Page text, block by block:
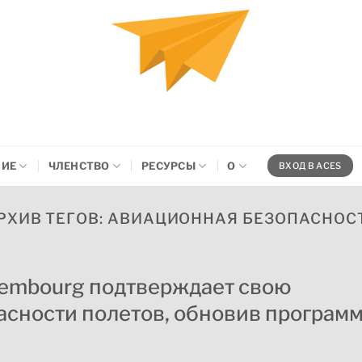
ЧЛЕНСТВО РЕСУРСЫ О ВХОД В ACES
ТЕГОВ: АВИАЦИОННАЯ
подтверждает свою
полетов, обновив